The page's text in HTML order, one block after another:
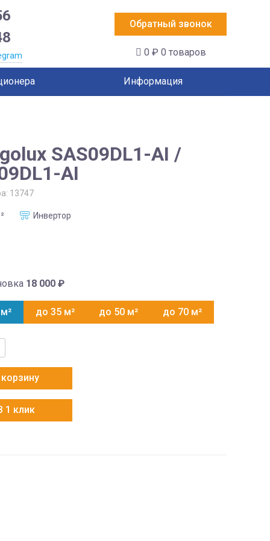
Обратный звонок
0 ₽ 0 товаров
Информация
SAS09DL1-AI /
AI
13747
Инвертор
18 000 ₽
до 35 м² до 50 м² до 70 м²
1 клик